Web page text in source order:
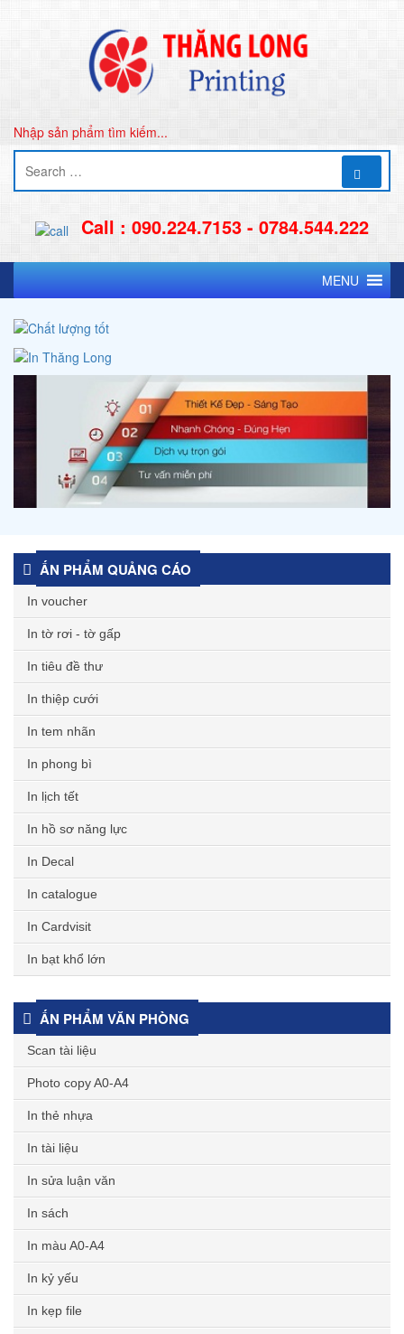
Nhập sản phẩm tìm kiếm...
Call : 090.224.7153 - 0784.544.222
MENU
ẤN PHẨM QUẢNG CÁO
In voucher
In tờ rơi - tờ gấp
In tiêu đề thư
In thiệp cưới
In tem nhãn
In phong bì
In lịch tết
In hồ sơ năng lực
In Decal
In catalogue
In Cardvisit
In bạt khổ lớn
ẤN PHẨM VĂN PHÒNG
Scan tài liệu
Photo copy A0-A4
In thẻ nhựa
In tài liệu
In sửa luận văn
In sách
In màu A0-A4
In kỷ yếu
In kẹp file